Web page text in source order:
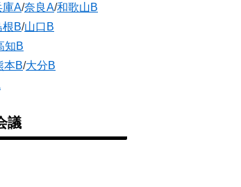
庫A/奈良A/和歌山B
根B/山口B
知B
本B/大分B
議